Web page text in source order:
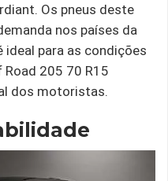
Os pneus deste
nos países da
ideal para as condições
205 70 R15
dos motoristas.